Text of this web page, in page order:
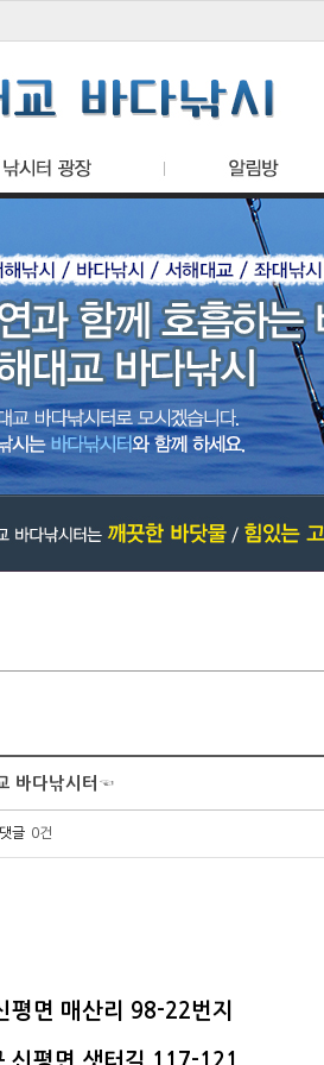
바다낚시터☜
댓글 0건
평면 매산리 98-22번지